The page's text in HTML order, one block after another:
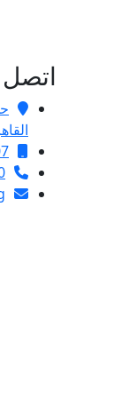
اتصل